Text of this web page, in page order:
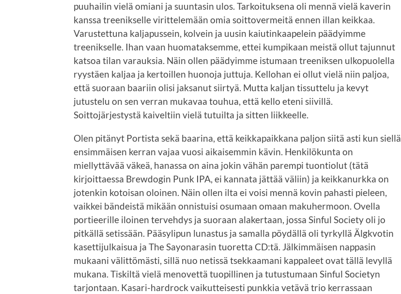
puuhailin vielä omiani ja suuntasin ulos. Tarkoituksena oli mennä vielä kaverin
kanssa treenikselle virittelemään omia soittovermeitä ennen illan keikkaa.
Varustettuna kaljapussein, kolvein ja uusin kaiutinkaapelein päädyimme
treenikselle. Ihan vaan huomataksemme, ettei kumpikaan meistä ollut tajunnut
katsoa tilan varauksia. Näin ollen päädyimme istumaan treeniksen ulkopuolella
ryystäen kaljaa ja kertoillen huonoja juttuja. Kellohan ei ollut vielä niin paljoa,
että suoraan baariin olisi jaksanut siirtyä. Mutta kaljan tissuttelu ja kevyt
jutustelu on sen verran mukavaa touhua, että kello eteni siivillä.
Soittojärjestystä kaiveltiin vielä tutuilta ja sitten liikkeelle.
Olen pitänyt Portista sekä baarina, että keikkapaikkana paljon siitä asti kun siellä
ensimmäisen kerran vajaa vuosi aikaisemmin kävin. Henkilökunta on
miellyttävää väkeä, hanassa on aina jokin vähän parempi tuontiolut (tätä
kirjoittaessa Brewdogin Punk IPA, ei kannata jättää väliin) ja keikkanurkka on
jotenkin kotoisan oloinen. Näin ollen ilta ei voisi mennä kovin pahasti pieleen,
vaikkei bändeistä mikään onnistuisi osumaan omaan makuhermoon. Ovella
portieerille iloinen tervehdys ja suoraan alakertaan, jossa Sinful Society oli jo
pitkällä setissään. Pääsylipun lunastus ja samalla pöydällä oli tyrkyllä Älgkvotin
kasettijulkaisua ja The Sayonarasin tuoretta CD:tä. Jälkimmäisen nappasin
mukaani välittömästi, sillä nuo netissä tsekkaamani kappaleet ovat tällä levyllä
mukana. Tiskiltä vielä menovettä tuopillinen ja tutustumaan Sinful Societyn
tarjontaan. Kasari-hardrock vaikutteisesti punkkia vetävä trio kerrassaan